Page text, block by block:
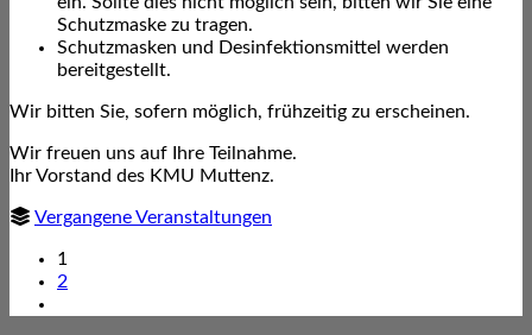
Schutzmaske zu tragen.
Schutzmasken und Desinfektionsmittel werden
bereitgestellt.
Wir bitten Sie, sofern möglich, frühzeitig zu erscheinen.
Wir freuen uns auf Ihre Teilnahme.
Ihr Vorstand des KMU Muttenz.
Vergangene Veranstaltungen
1
2